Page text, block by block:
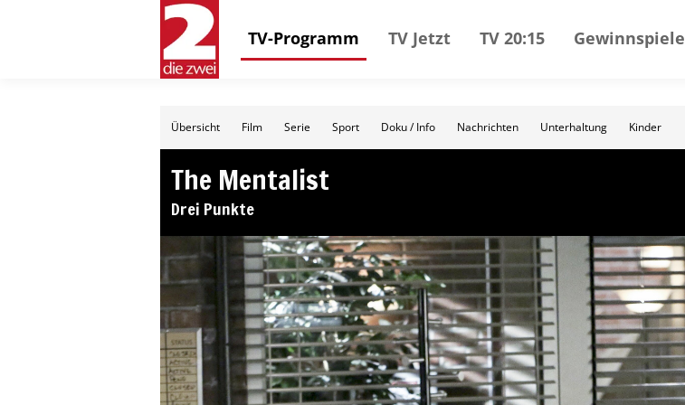
TV-Programm TV Jetzt TV 20:15 Gewinnspiele
Übersicht Film Serie Sport Doku / Info Nachrichten Unterhaltung Kinder
The Mentalist
Drei Punkte